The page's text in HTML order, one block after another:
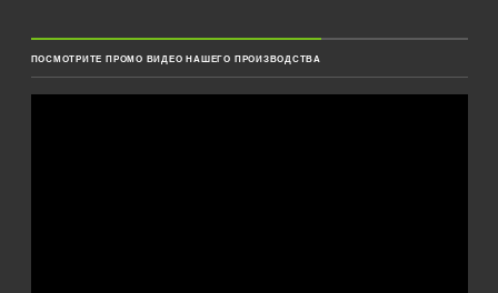
ПОСМОТРИТЕ ПРОМО ВИДЕО НАШЕГО ПРОИЗВОДСТВА